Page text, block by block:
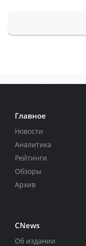
Главное
Новости
Аналитика
Рейтинги
Обзоры
Архив
CNews
Об издании